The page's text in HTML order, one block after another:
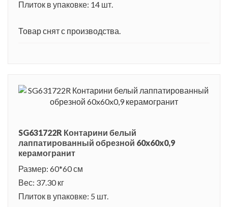
Плиток в упаковке: 14 шт.
Товар снят с производства.
SG631722R Контарини белый
лаппатированный обрезной 60x60x0,9
керамогранит
Размер: 60*60 см
Вес: 37.30 кг
Плиток в упаковке: 5 шт.